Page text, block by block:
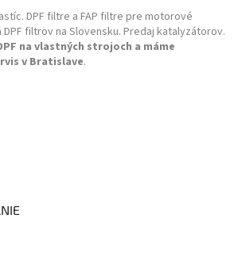
y
v
ý
p
i
DPF filtre a FAP filtre pre motorové
filtrov na Slovensku. Predaj katalyzátorov.
na vlastných strojoch a máme
v Bratislave.